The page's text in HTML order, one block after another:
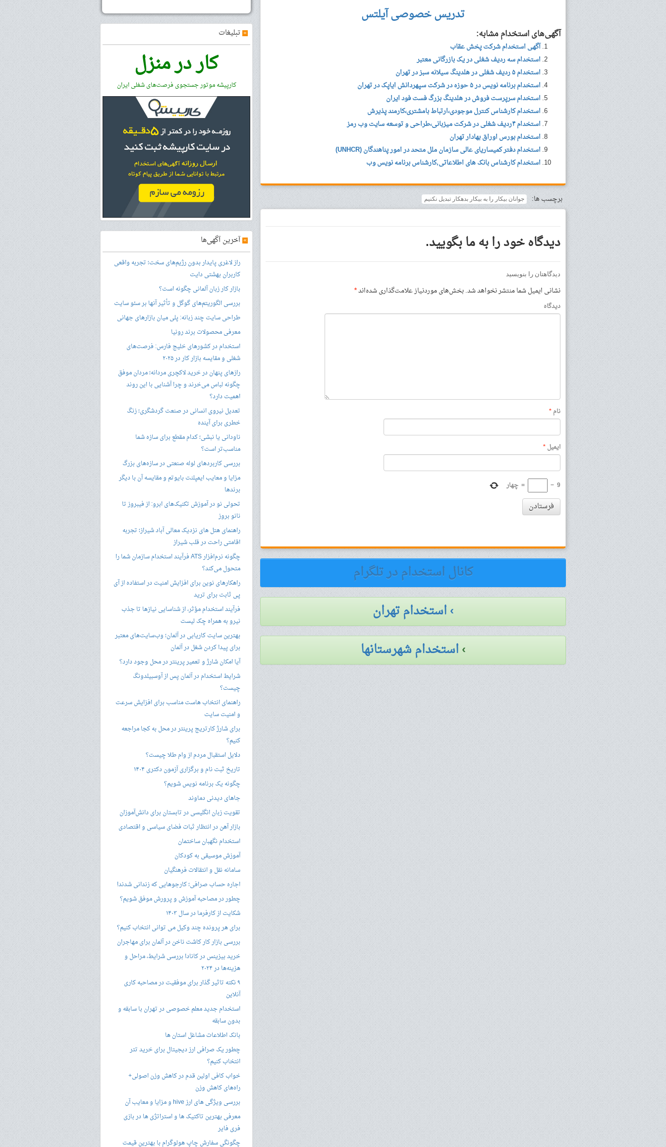
تدریس خصوصی آیلتس
آگهی‌های استخدام مشابه:
آگهی استخدام شرکت پخش عقاب
استخدام سه ردیف شغلی در یک بازرگانی معتبر
استخدام ۵ ردیف شغلی در هلدینگ سیلانه سبز در تهران
استخدام برنامه نویس در ۵ حوزه در شرکت سپهردانش ایاپک در تهران
استخدام سرپرست فروش در هلدینگ بزرگ فست فود ایران
استخدام کارشناس کنترل موجودی،ارتباط بامشتری،کارمند پذیرش
استخدام ۴ردیف شغلی در شرکت میزبانی،طراحی و توسعه سایت وب رمز
استخدام بورس اوراق بهادار تهران
استخدام دفتر کمیساریای عالی سازمان ملل متحد در امور پناهندگان (UNHCR)
استخدام کارشناس بانک های اطلاعاتی,کارشناس برنامه نویس وب
برچسب ها: جوانان بیکار را به بیکار بدهکار تبدیل نکنیم
دیدگاه خود را به ما بگویید.
دیدگاهتان را بنویسید
نشانی ایمیل شما منتشر نخواهد شد.بخش‌های موردنیاز علامت‌گذاری شده‌اند*
دیدگاه
نام*
ایمیل*
9
−
= چهار
فرستادن
کانال استخدام در تلگرام
› استخدام تهران
›استخدام شهرستانها
»تبلیغات
کار در منزل
کارپیشه موتور جستجوی فرصت‌های شغلی ایران
»آخرین آگهی‌ها
راز لاغری پایدار بدون رژیم‌های سخت؛ تجربه واقعی
کاربران بهشتی دایت
بازار کار زبان آلمانی چگونه است؟
بررسی الگوریتم‌های گوگل و تأثیر آنها بر سئو سایت
طراحی سایت چند زبانه: پلی میان بازارهای جهانی
معرفی محصولات برند رونیا
استخدام در کشورهای خلیج فارس: فرصت‌های
شغلی و مقایسه بازار کار در ۲۰۲۵
رازهای پنهان در خرید لاکچری مردانه؛ مردان موفق
چگونه لباس می‌خرند و چرا آشنایی با این روند
اهمیت دارد؟
تعدیل نیروی انسانی در صنعت گردشگری؛ زنگ
خطری برای آینده
ناودانی یا نبشی؛ کدام مقطع برای سازه شما
مناسب‌تر است؟
بررسی کاربردهای لوله صنعتی در سازه‌های بزرگ
مزایا و معایب ایمپلنت بایوتم و مقایسه آن با دیگر
برندها
تحولی نو در آموزش تکنیک‌های ابرو: از فیبروز تا
نانو بروز
راهنمای هتل های نزدیک معالی آباد شیراز؛ تجربه
اقامتی راحت در قلب شیراز
چگونه نرم‌افزار ATS فرآیند استخدام سازمان شما را
متحول می‌کند؟
راهکارهای نوین برای افزایش امنیت در استفاده از آی
پی ثابت برای ترید
فرآیند استخدام مؤثر، از شناسایی نیازها تا جذب
نیرو به همراه چک لیست
بهترین سایت کاریابی در آلمان؛ وب‌سایت‌های معتبر
برای پیدا کردن شغل در آلمان
آیا امکان شارژ و تعمیر پرینتر در محل وجود دارد؟
شرایط استخدام در آلمان پس از آوسبیلدونگ
چیست؟
راهنمای انتخاب هاست مناسب برای افزایش سرعت
و امنیت سایت
برای شارژ کارتریج پرینتر در محل به کجا مراجعه
کنیم؟
دلایل استقبال مردم از وام طلا چیست؟
تاریخ ثبت نام و برگزاری آزمون دکتری ۱۴۰۴
چگونه یک برنامه نویس شویم؟
جاهای دیدنی دماوند
تقویت زبان انگلیسی در تابستان برای دانش‌آموزان
بازار آهن در انتظار ثبات فضای سیاسی و اقتصادی
استخدام نگهبان ساختمان
آموزش موسیقی به کودکان
سامانه نقل و انتقالات فرهنگیان
اجاره حساب صرافی؛ کارجوهایی که زندانی شدند!
چطور در مصاحبه‌ آموزش و پرورش موفق شویم؟
شکایت از کارفرما در سال ۱۴۰۳
برای هر پرونده چند وکیل می توانی انتخاب کنیم؟
بررسی بازار کار کاشت ناخن در آلمان برای مهاجران
خرید بیزینس در کانادا بررسی شرایط، مراحل و
هزینه‌ها در ۲۰۲۴
۹ نکته تاثیر گذار برای موفقیت در مصاحبه کاری
آنلاین
استخدام جدید معلم خصوصی در تهران با سابقه و
بدون سابقه
بانک اطلاعات مشاغل استان ها
چطور یک صرافی ارز دیجیتال برای خرید تتر
انتخاب کنیم؟
خواب کافی اولین قدم در کاهش وزن اصولی+
راه‌های کاهش وزن
بررسی ویژگی های ارز hive و مزایا و معایب آن
معرفی بهترین تاکتیک ها و استراتژی ها در بازی
فری فایر
چگونگی سفارش چاپ هولوگرام با بهترین قیمت